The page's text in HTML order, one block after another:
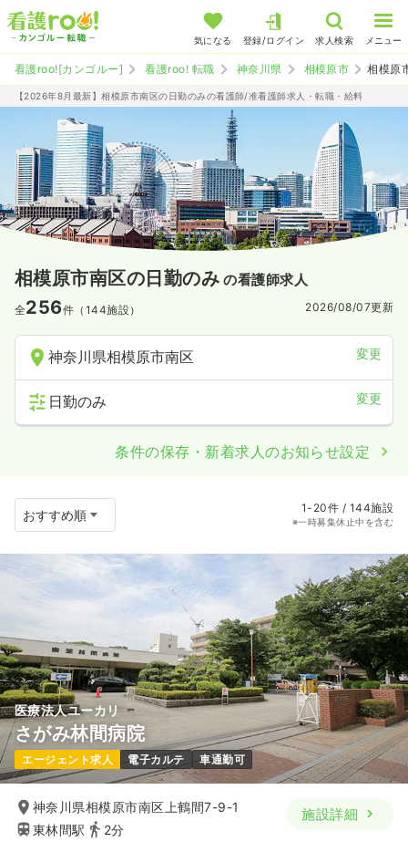
気になる 登録/ログイン 求人検索 メニュー
看護roo![カンゴルー] 看護roo! 転職 神奈川県 相模原市 相模原
【2026年8月最新】相模原市南区の日勤のみの看護師/准看護師求人・転職・給料
相模原市南区の日勤のみ の看護師求人
全256件（144施設） 2026/08/07更新
神奈川県相模原市南区 変更
日勤のみ 変更
条件の保存・新着求人のお知らせ設定
1-20件 / 144施設
※一時募集休止中を含む
医療法人ユーカリ
さがみ林間病院
エージェント求人 電子カルテ 車通勤可
神奈川県相模原市南区上鶴間7-9-1
東林間駅
2分
施設詳細